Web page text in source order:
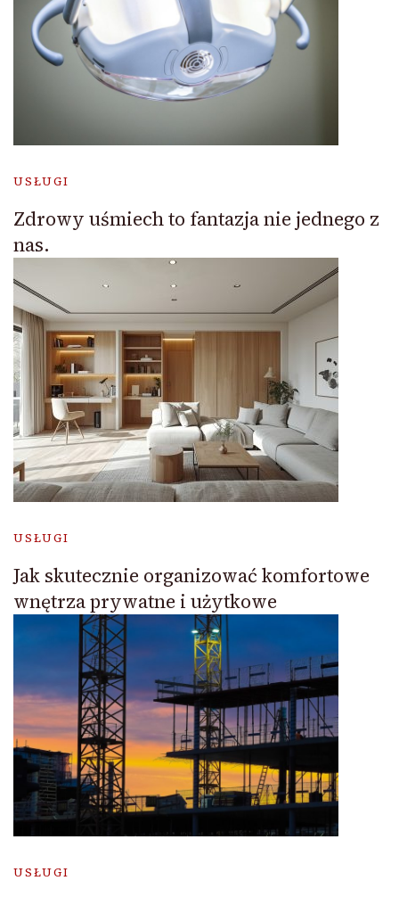
USŁUGI
Zdrowy uśmiech to fantazja nie jednego z
nas.
USŁUGI
Jak skutecznie organizować komfortowe
wnętrza prywatne i użytkowe
USŁUGI